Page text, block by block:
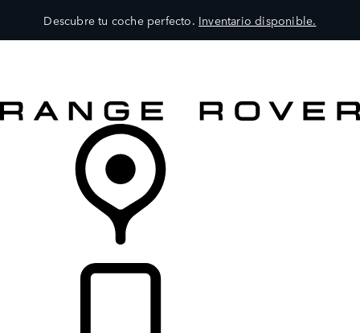
Descubre tu coche perfecto. Inventario disponible.